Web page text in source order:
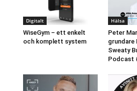
Digitalt
WiseGym – ett enkelt
och komplett system
Hälsa
Peter
grundare
Sweaty
Podcast